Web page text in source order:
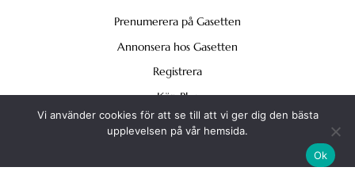
To
Top
Prenumerera på Gasetten
Annonsera hos Gasetten
Registrera
Köp Plus
Vi använder cookies för att se till att vi ger dig den bästa
upplevelsen på vår hemsida.
Ok